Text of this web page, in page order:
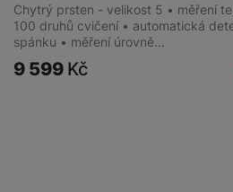
Chytrý prsten - velikost 5 • měření
100 druhů cvičení • automatická
spánku • měření úrovně…
9 599 Kč